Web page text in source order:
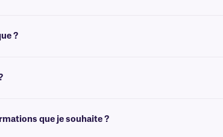
?
que je souhaite ?